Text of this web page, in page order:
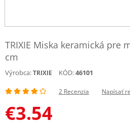
TRIXIE Miska keramická pre
cm
Výrobca:TRIXIE KÓD:46101
2 Recenzia Napísať
€3.54